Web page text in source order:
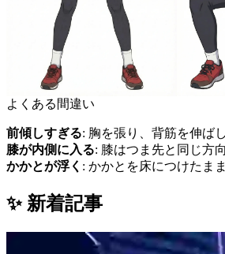
よくある間違い
前傾しすぎる: 胸を張り、背筋を伸ば
膝が内側に入る: 膝はつま先と同じ方
かかとが浮く : かかとを床につけたま
✨ 新着記事